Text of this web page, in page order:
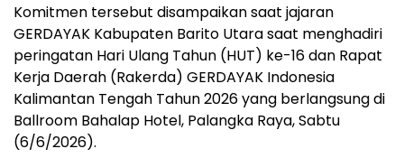
Komitmen tersebut disampaikan saat jajaran
GERDAYAK Kabupaten Barito Utara saat menghadiri
peringatan Hari Ulang Tahun (HUT) ke-16 dan Rapat
Kerja Daerah (Rakerda) GERDAYAK Indonesia
Kalimantan Tengah Tahun 2026 yang berlangsung di
Ballroom Bahalap Hotel, Palangka Raya, Sabtu
(6/6/2026).